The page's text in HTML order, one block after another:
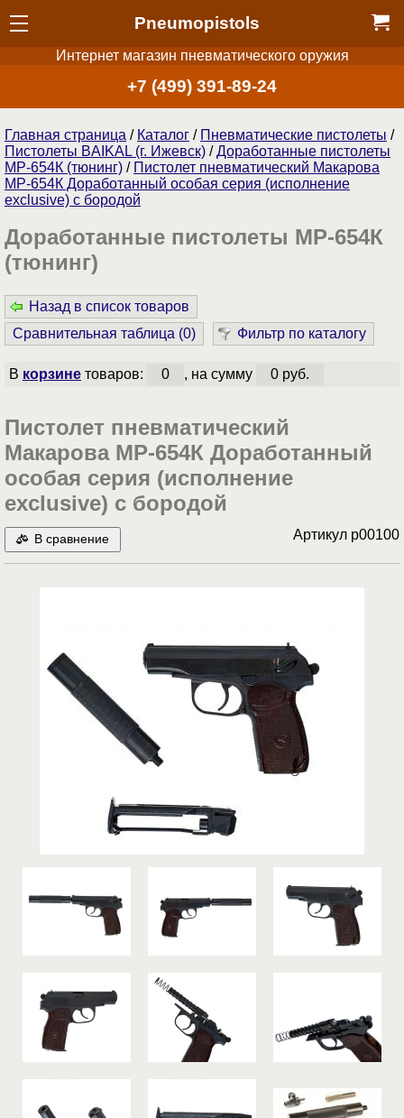
Pneumopistols
Интернет магазин пневматического оружия
+7 (499) 391-89-24
Главная страница / Каталог / Пнев­ма­ти­чес­кие пистолеты /
Пистолеты BAIKAL (г. Ижевск) /Доработанные пистолеты
МР-654К (тюнинг) / Пистолет пневматический Макарова
МР-654К Доработанный особая серия (исполнение
exclusive) с бородой
Доработанные пистолеты МР-654К
(тюнинг)
Назад в список товаров
Сравнительная таблица (0) Фильтр по каталогу
В корзинетоваров: 0 , на сумму 0 руб.
Пистолет пневматический
Макарова МР-654К Доработанный
особая серия (исполнение
exclusive) с бородой
В сравнение Артикул p00100